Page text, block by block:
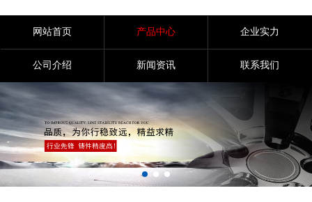
网站首页 产品中心 企业实力
公司介绍 新闻资讯 联系我们